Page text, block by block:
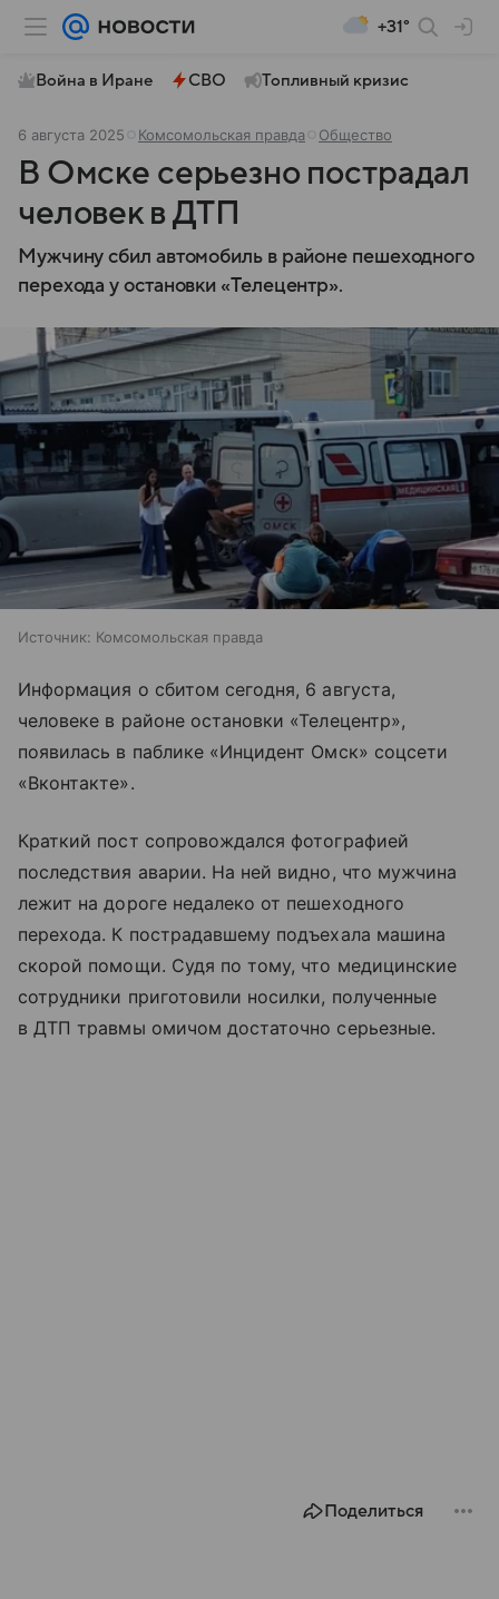
+31°
Война в Иране СВО Топливный кризис
6 августа 2025 Комсомольская правда Общество
В Омске серьезно пострадал
человек в ДТП
Мужчину сбил автомобиль в районе пешеходного
перехода у остановки «Телецентр».
Источник: Комсомольская правда
Информация о сбитом сегодня, 6 августа,
человеке в районе остановки «Телецентр»,
появилась в паблике «Инцидент Омск» соцсети
«Вконтакте».
Краткий пост сопровождался фотографией
последствия аварии. На ней видно, что мужчина
лежит на дороге недалеко от пешеходного
перехода. К пострадавшему подъехала машина
скорой помощи. Судя по тому, что медицинские
сотрудники приготовили носилки, полученные
в ДТП травмы омичом достаточно серьезные.
Поделиться